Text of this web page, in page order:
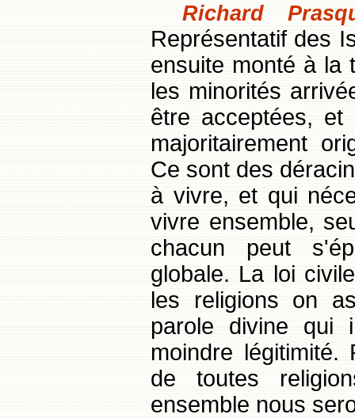
Richard
Représentatif des
ensuite monté à la
les minorités
être acceptées, et
majoritairement
Ce sont des
à vivre, et qui
vivre ensemble,
chacun peut
globale. La loi
les religions on
parole divine qui
moindre
de toutes
ensemble nous